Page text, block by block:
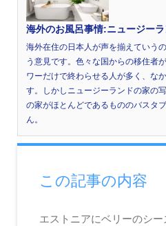
海外のお風呂事情:ニュージーラ
海外在住の日本人が声を揃えていう
う意見です。色々な国からの移住者
ワーだけで終わらせる人が多く、な
す。しかしニュージーランドの家の
の家がほとんどであるもののバスタ
ん。
この記事の内容
エストニアにベリーのシ